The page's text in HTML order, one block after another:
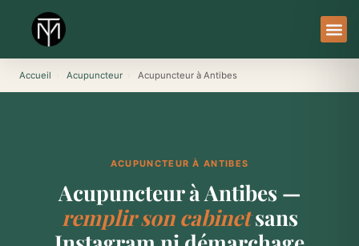
contenu
Accueil Acupuncteur Acupuncteur à Antibes
ACUPUNCTEUR À ANTIBES
Acupuncteur à Antibes —
remplir son cabinetsans